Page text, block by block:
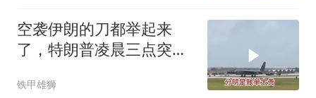
空袭伊朗的刀都举起来
了，特朗普凌晨三点突然
铁甲雄狮